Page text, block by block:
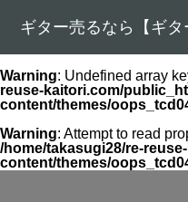
ギター売るなら【ギタ
Warning: Undefined array
reuse-kaitori.com/
content/themes/
Warning: Attempt to read
/home/takasugi28/re-
content/themes/